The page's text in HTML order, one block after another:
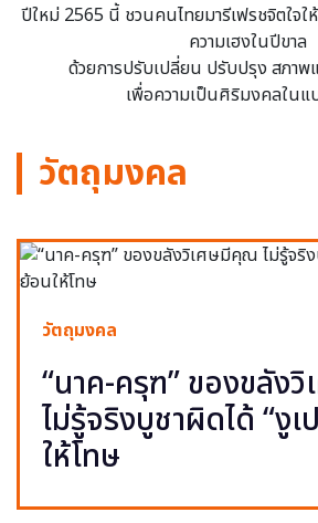
ปีใหม่ 2565 นี้ ชวนคนไทยมารีเฟรชจิตใจ
ความเฮงในปีขาล
ด้วยการปรับเปลี่ยน ปรับปรุง สภาพ
เพื่อความเป็นศิริมงคลในแ
วัตถุมงคล
วัตถุมงคล
“นาค-ครุฑ” ของขลัง
ไม่รู้จริงบูชาผิดได้ “งู
ให้โทษ